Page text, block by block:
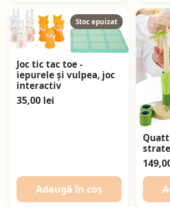
Stoc epuizat
Joc tic tac toe -
iepurele și vulpea, joc
interactiv
35,00 lei
Adaugă în coș